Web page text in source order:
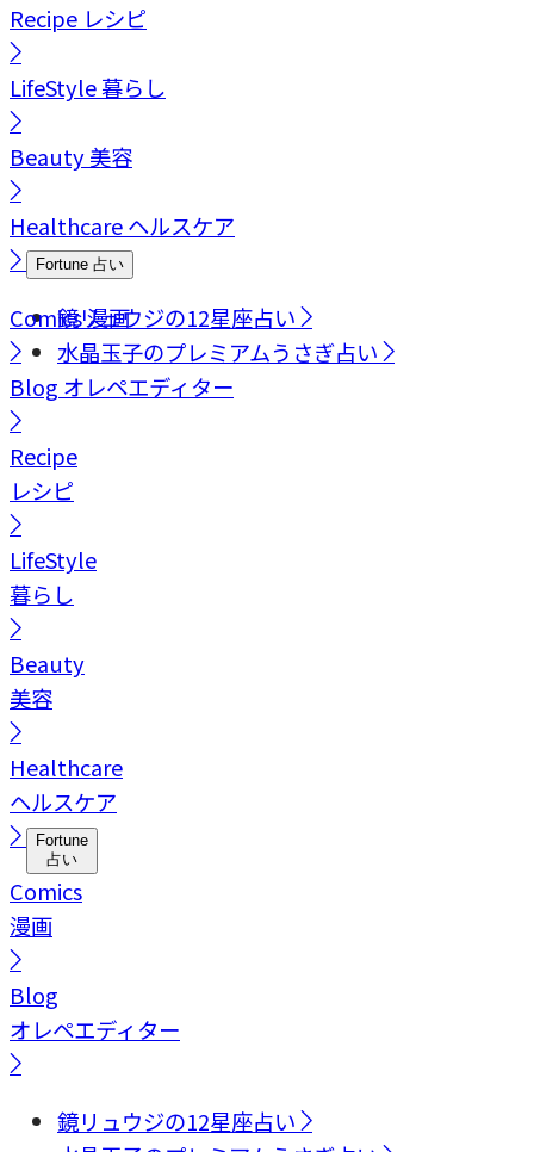
Recipe レシピ
LifeStyle暮らし
Beauty美容
Healthcareヘルスケア
Fortune 占い
鏡リュウジの12星座占い
水晶玉子のプレミアムうさぎ占い
Comics漫画
Blog オレペエディター
Recipe
レシピ
LifeStyle
暮らし
Beauty
美容
Healthcare
ヘルスケア
Fortune
占い
Comics
漫画
Blog
オレペエディター
鏡リュウジの12星座占い